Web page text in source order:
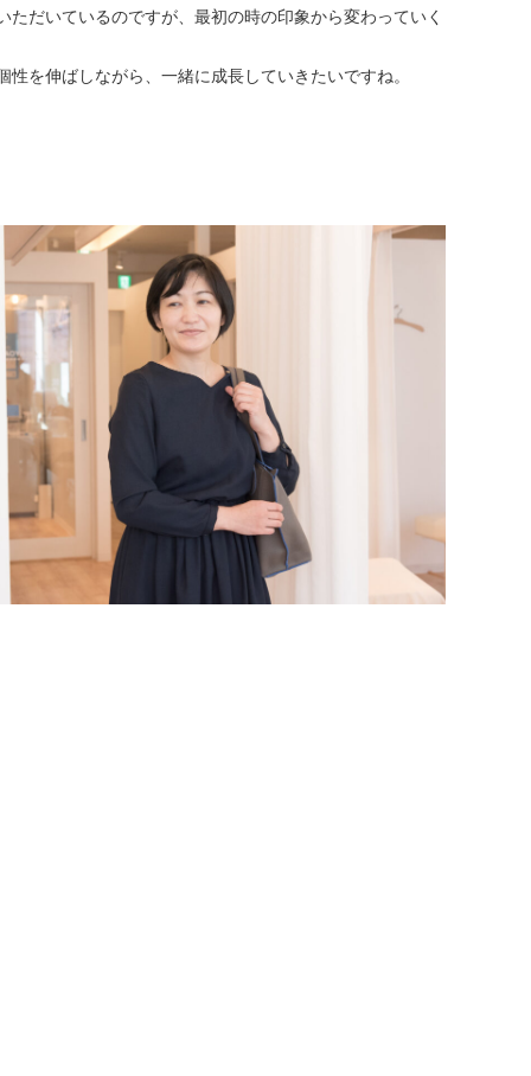
だいているのですが、最初の時の印象から変わっていく
を伸ばしながら、一緒に成長していきたいですね。